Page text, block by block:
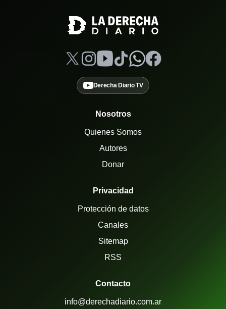
Derecha Diario TV
Nosotros
Quienes Somos
Autores
Donar
Privacidad
Protección de datos
Canales
Sitemap
RSS
Contacto
info@derechadiario.com.ar